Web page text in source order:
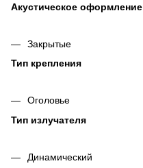
Акустическое оформление
Закрытые
Тип крепления
Оголовье
Тип излучателя
Динамический